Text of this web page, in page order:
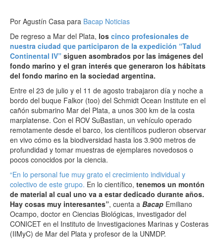
Por Agustín Casa para Bacap Noticias
De regreso a Mar del Plata, los cinco profesionales de
nuestra ciudad que participaron de la expedición “Talud
Continental IV” siguen asombrados por las imágenes del
fondo marino y el gran interés que generaron los hábitats
del fondo marino en la sociedad argentina.
Entre el 23 de julio y el 11 de agosto trabajaron día y noche a
bordo del buque Falkor (too) del Schmidt Ocean Institute en el
cañón submarino Mar del Plata, a unos 300 km de la costa
marplatense. Con el ROV SuBastian, un vehículo operado
remotamente desde el barco, los científicos pudieron observar
en vivo cómo es la biodiversidad hasta los 3.900 metros de
profundidad y tomar muestras de ejemplares novedosos o
pocos conocidos por la ciencia.
“En lo personal fue muy grato el crecimiento individual y
colectivo de este grupo. En lo científico, tenemos un montón
de material al cual uno va a estar dedicado durante años.
Hay cosas muy interesantes”, cuenta a Bacap Emiliano
Ocampo, doctor en Ciencias Biológicas, investigador del
CONICET en el Instituto de Investigaciones Marinas y Costeras
(IIMyC) de Mar del Plata y profesor de la UNMDP.